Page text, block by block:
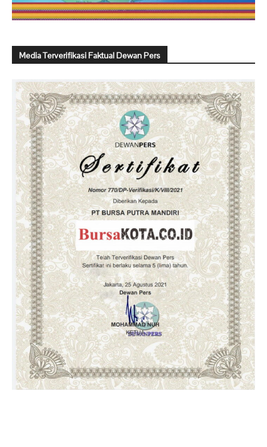
Media Terverifikasi Faktual Dewan Pers